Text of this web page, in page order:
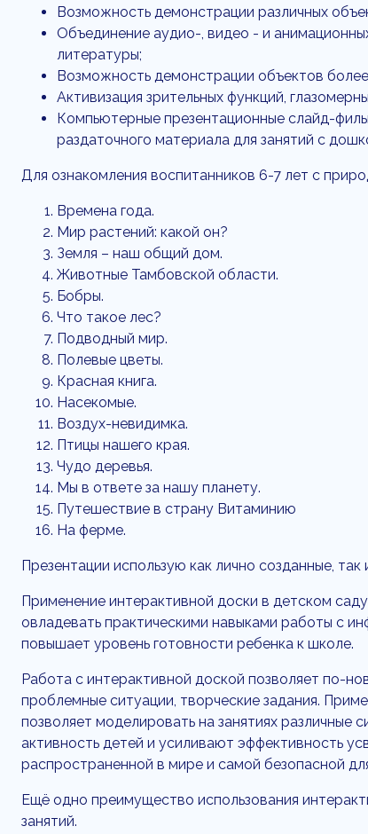
Возможность демонстрации различных
Объединение аудио-, видео - и
литературы;
Возможность демонстрации объектов
Активизация зрительных функций,
Компьютерные презентационные слайд-
раздаточного материала для занятий с
Для ознакомления воспитанников 6-7 лет с
Времена года.
Мир растений: какой он?
Земля – наш общий дом.
Животные Тамбовской области.
Бобры.
Что такое лес?
Подводный мир.
Полевые цветы.
Красная книга.
Насекомые.
Воздух-невидимка.
Птицы нашего края.
Чудо деревья.
Мы в ответе за нашу планету.
Путешествие в страну Витаминию
На ферме.
Презентации использую как лично созданные,
Применение интерактивной доски в детском
овладевать практическими навыками работы с
повышает уровень готовности ребенка к школе.
Работа с интерактивной доской позволяет по-
проблемные ситуации, творческие задания.
позволяет моделировать на занятиях
активность детей и усиливают эффективность
распространенной в мире и самой безопасной
Ещё одно преимущество использования
занятий.